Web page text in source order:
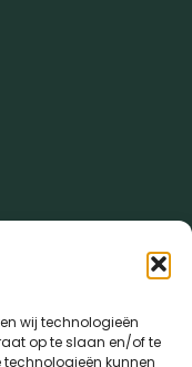
wij technologieën
op te slaan en/of te
kunnen
gemaakt met door